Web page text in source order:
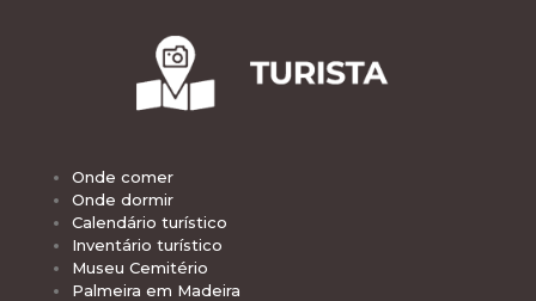
Onde comer
Onde dormir
Calendário turístico
Inventário turístico
Museu Cemitério
Palmeira em Madeira